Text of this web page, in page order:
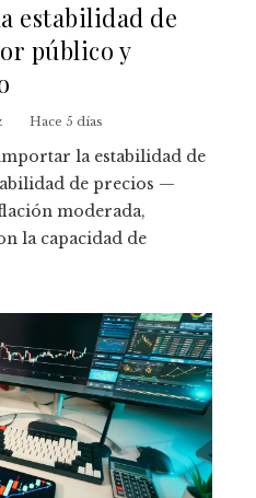
estabilidad de
público y
Hace 5 días
la estabilidad de
de precios —
moderada,
la capacidad de